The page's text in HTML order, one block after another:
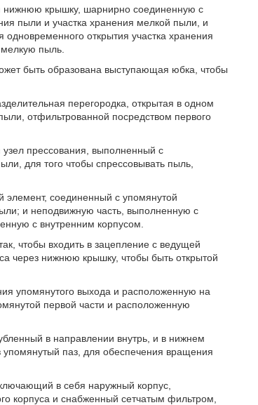
нижнюю крышку, шарнирно соединенную с
пыли и участка хранения мелкой пыли, и
открытия участка хранения
пыль.
быть образована выступающая юбка, чтобы
перегородка, открытая в одном
отфильтрованной посредством первого
прессования, выполненный с
для того чтобы спрессовывать пыль,
соединенный с упомянутой
и неподвижную часть, выполненную с
с внутренним корпусом.
чтобы входить в зацепление с ведущей
через нижнюю крышку, чтобы быть открытой
упомянутого выхода и расположенную на
первой части и расположенную
в направлении внутрь, и в нижнем
упомянутый паз, для обеспечения вращения
в себя наружный корпус,
корпуса и снабженный сетчатым фильтром,